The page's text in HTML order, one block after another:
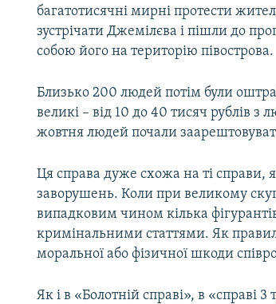
багатотисячні мирні протести
зустрічати Джемілєва і пішли до
собою його на територію півострова.
Близько 200 людей потім були
великі – від 10 до 40 тисяч рублів
жовтня людей почали
Ця справа дуже схожа на ті справи,
заворушень. Коли при великому
випадковим чином кілька
кримінальними статтями. Як
моральної або фізичної шкоди
Як і в «Болотній справі», в «справі